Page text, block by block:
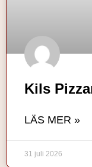
Kils
LÄS MER »
31 juli 2026